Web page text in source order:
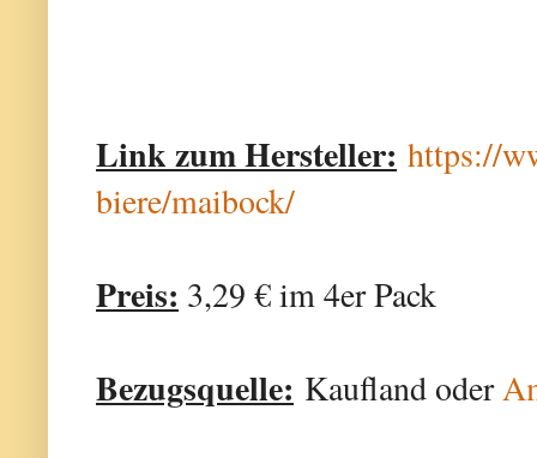
Link zum Hersteller: https://
biere/maibock/
Preis: 3,29 € im 4er Pack
Bezugsquelle: Kaufland oder